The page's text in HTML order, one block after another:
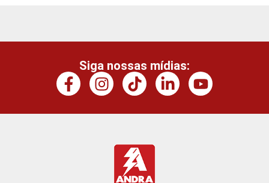
Siga nossas mídias: